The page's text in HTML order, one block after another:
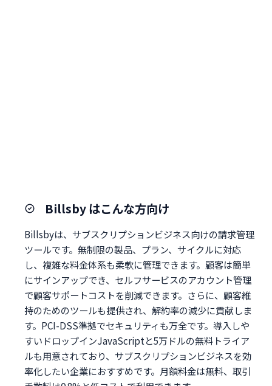
Billsby はこんな方向け
Billsbyは、サブスクリプションビジネス向けの請求管理
ツールです。無制限の製品、プラン、サイクルに対応
し、複雑な料金体系も柔軟に管理できます。顧客は簡単
にサインアップでき、セルフサービスのアカウント管理
で顧客サポートコストを削減できます。さらに、顧客維
持のためのツールも提供され、解約率の減少に貢献しま
す。PCI-DSS準拠でセキュリティも万全です。導入しや
すいドロップインJavaScriptと5万ドルの無料トライア
ルも用意されており、サブスクリプションビジネスを効
率化したい企業におすすめです。月額料金は無料、取引